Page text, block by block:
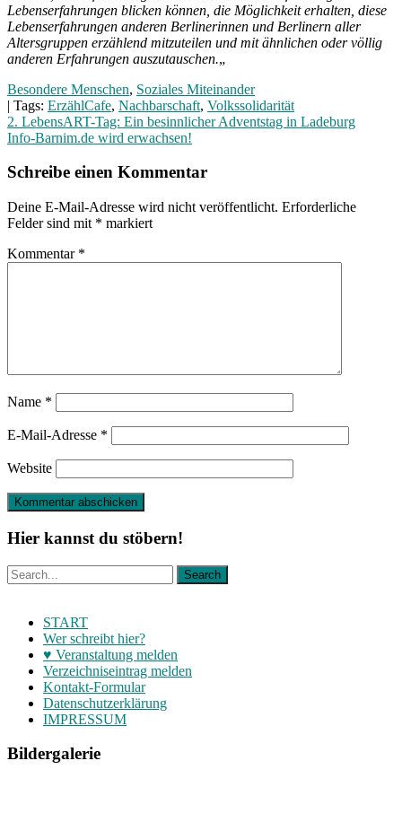
Lebenserfahrungen blicken können, die Möglichkeit erhalten, diese
Lebenserfahrungen anderen Berlinerinnen und Berlinern aller
Altersgruppen erzählend mitzuteilen und mit ähnlichen oder völlig
anderen Erfahrungen auszutauschen.„
Besondere Menschen, Soziales Miteinander
| Tags: ErzählCafe, Nachbarschaft, Volkssolidarität
Beitragsnavigation
2. LebensART-Tag: Ein besinnlicher Adventstag in Ladeburg
Info-Barnim.de wird erwachsen!
Schreibe einen Kommentar
Deine E-Mail-Adresse wird nicht veröffentlicht. Erforderliche
Felder sind mit * markiert
Kommentar *
Name *
E-Mail-Adresse *
Website
Hier kannst du stöbern!
START
Wer schreibt hier?
♥ Veranstaltung melden
Verzeichniseintrag melden
Kontakt-Formular
Datenschutzerklärung
IMPRESSUM
Bildergalerie